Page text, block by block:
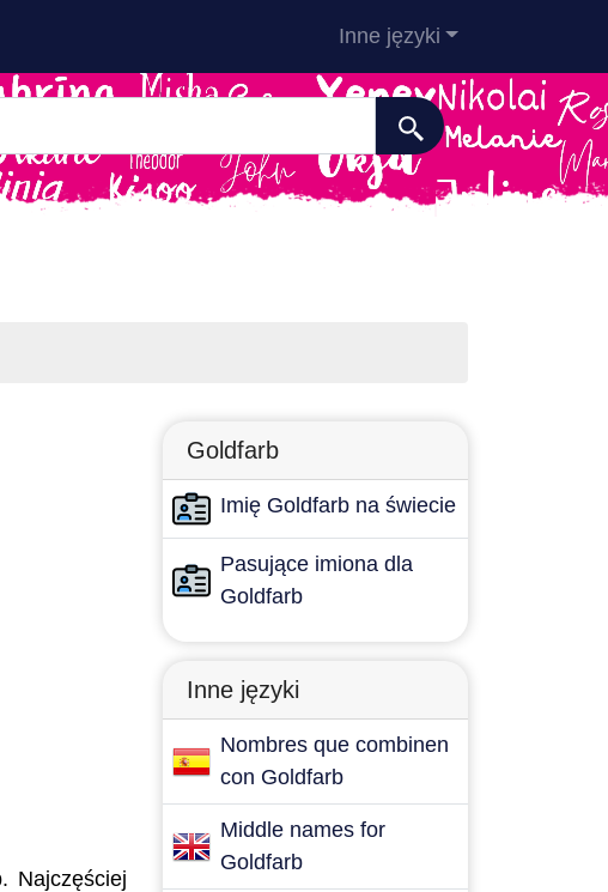
Inne języki
Najczęściej
Goldfarb
Imię Goldfarb na świecie
Pasujące imiona dla
Goldfarb
Inne języki
Nombres que combinen
con Goldfarb
Middle names for
Goldfarb